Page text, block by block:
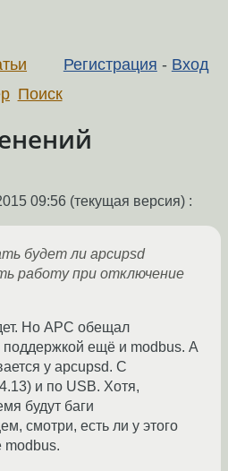
Регистрация - Вход
Поиск
09:56 (текущая версия) :
будет ли apcupsd
работу при отключение
Но APC обещал
поддержкой ещё и modbus. А
у apcupsd. С
и по USB. Хотя,
будут баги
смотри, есть ли у этого
modbus.